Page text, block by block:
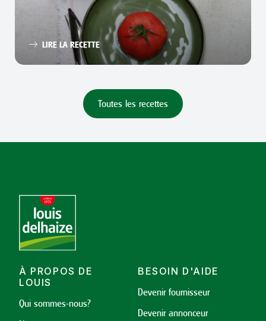
LIRE LA RECETTE
Toutes les recettes
À PROPOS DE
LOUIS
Qui sommes-nous?
BESOIN D'AIDE
Devenir fournisseur
Devenir annonceur